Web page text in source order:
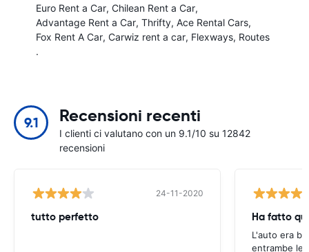
Euro Rent a Car Chilean Rent a Car
Advantage Rent a Car Thrifty Ace Rental Cars
Fox Rent A Car Carwiz rent a car Flexways Routes
.
9.1 Recensioni recenti
I clienti ci valutano con un 9.1/10 su 12842
recensioni
24-11-2020
tutto perfetto
L'auto era
entrambe le